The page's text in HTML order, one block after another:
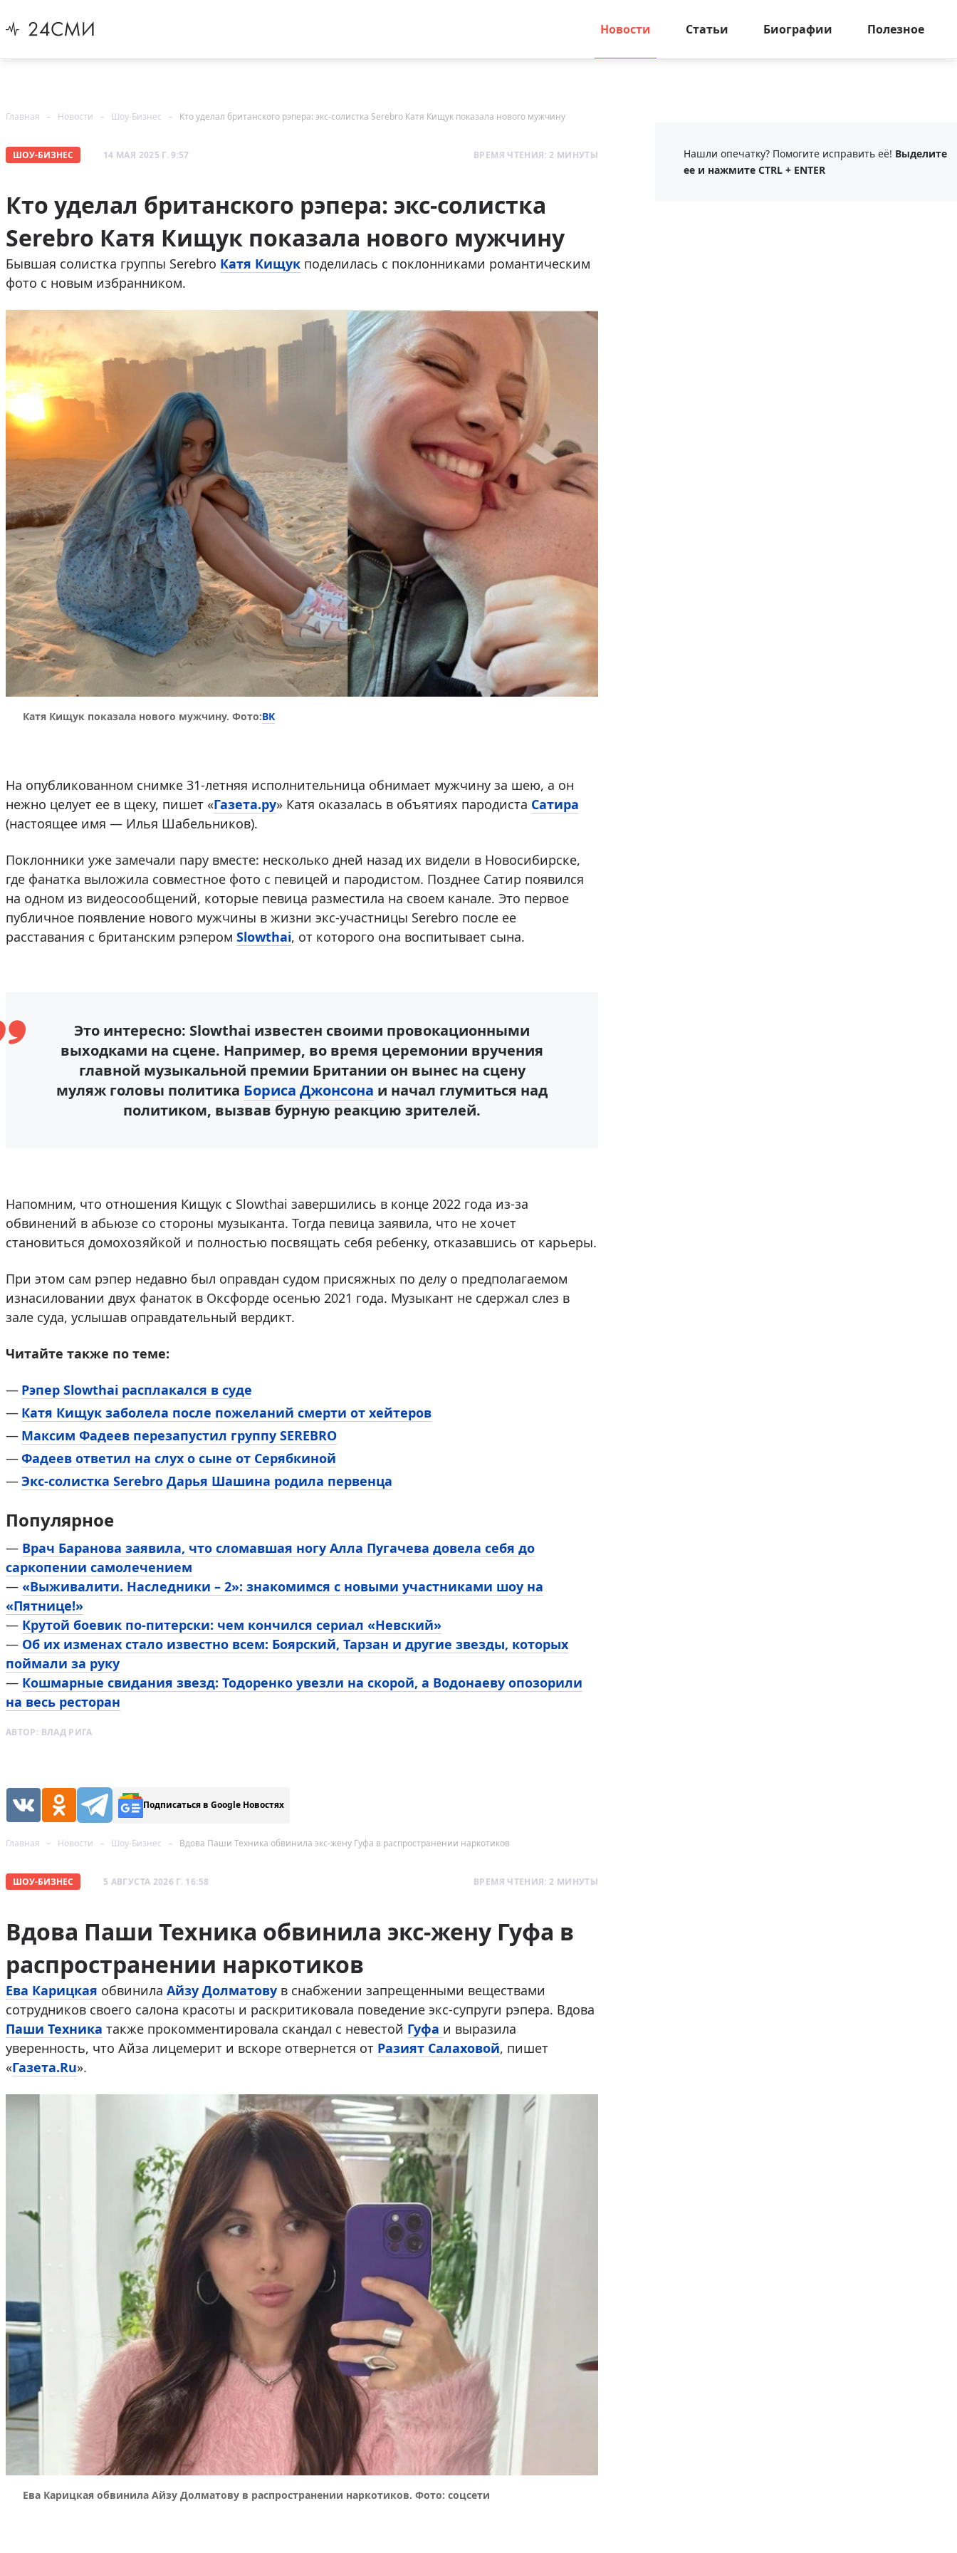
Новости Статьи Биографии Полезное
Главная Новости Шоу-Бизнес Кто уделал британского рэпера: экс-солистка Serebro Катя Кищук показала нового мужчину
ШОУ-БИЗНЕС 14 МАЯ 2025 Г. 9:57 ВРЕМЯ ЧТЕНИЯ: 2 МИНУТЫ
Кто уделал британского рэпера: экс-солистка
Serebro Катя Кищук показала нового мужчину
Бывшая солистка группы Serebro Катя Кищук поделилась с поклонниками романтическим
фото с новым избранником.
Катя Кищук показала нового мужчину. Фото:ВК
На опубликованном снимке 31-летняя исполнительница обнимает мужчину за шею, а он
нежно целует ее в щеку, пишет «Газета.ру» Катя оказалась в объятиях пародиста Сатира
(настоящее имя — Илья Шабельников).
Поклонники уже замечали пару вместе: несколько дней назад их видели в Новосибирске,
где фанатка выложила совместное фото с певицей и пародистом. Позднее Сатир появился
на одном из видеосообщений, которые певица разместила на своем канале. Это первое
публичное появление нового мужчины в жизни экс-участницы Serebro после ее
расставания с британским рэпером Slowthai, от которого она воспитывает сына.
Это интересно: Slowthai известен своими провокационными
выходками на сцене. Например, во время церемонии вручения
главной музыкальной премии Британии он вынес на сцену
муляж головы политика Бориса Джонсона и начал глумиться над
политиком, вызвав бурную реакцию зрителей.
Напомним, что отношения Кищук с Slowthai завершились в конце 2022 года из-за
обвинений в абьюзе со стороны музыканта. Тогда певица заявила, что не хочет
становиться домохозяйкой и полностью посвящать себя ребенку, отказавшись от карьеры.
При этом сам рэпер недавно был оправдан судом присяжных по делу о предполагаемом
изнасиловании двух фанаток в Оксфорде осенью 2021 года. Музыкант не сдержал слез в
зале суда, услышав оправдательный вердикт.
Читайте также по теме:
Рэпер Slowthai расплакался в суде
Катя Кищук заболела после пожеланий смерти от хейтеров
Максим Фадеев перезапустил группу SEREBRO
Фадеев ответил на слух о сыне от Серябкиной
Экс-солистка Serebro Дарья Шашина родила первенца
Популярное
— Врач Баранова заявила, что сломавшая ногу Алла Пугачева довела себя до
саркопении самолечением
— «Выживалити. Наследники – 2»: знакомимся с новыми участниками шоу на
«Пятнице!»
— Крутой боевик по-питерски: чем кончился сериал «Невский»
— Об их изменах стало известно всем: Боярский, Тарзан и другие звезды, которых
поймали за руку
— Кошмарные свидания звезд: Тодоренко увезли на скорой, а Водонаеву опозорили
на весь ресторан
АВТОР: ВЛАД РИГА
Подписаться в Google Новостях
Главная Новости Шоу-Бизнес Вдова Паши Техника обвинила экс-жену Гуфа в распространении наркотиков
ШОУ-БИЗНЕС 5 АВГУСТА 2026 Г. 16:58 ВРЕМЯ ЧТЕНИЯ: 2 МИНУТЫ
Вдова Паши Техника обвинила экс-жену Гуфа в
распространении наркотиков
Ева Карицкая обвинила Айзу Долматову в снабжении запрещенными веществами
сотрудников своего салона красоты и раскритиковала поведение экс-супруги рэпера. Вдова
Паши Техника также прокомментировала скандал с невестой Гуфа и выразила
уверенность, что Айза лицемерит и вскоре отвернется от Разият Салаховой, пишет
«Газета.Ru».
Ева Карицкая обвинила Айзу Долматову в распространении наркотиков. Фото: соцсети
Нашли опечатку? Помогите исправить её! Выделите
ее и нажмите CTRL + ENTER